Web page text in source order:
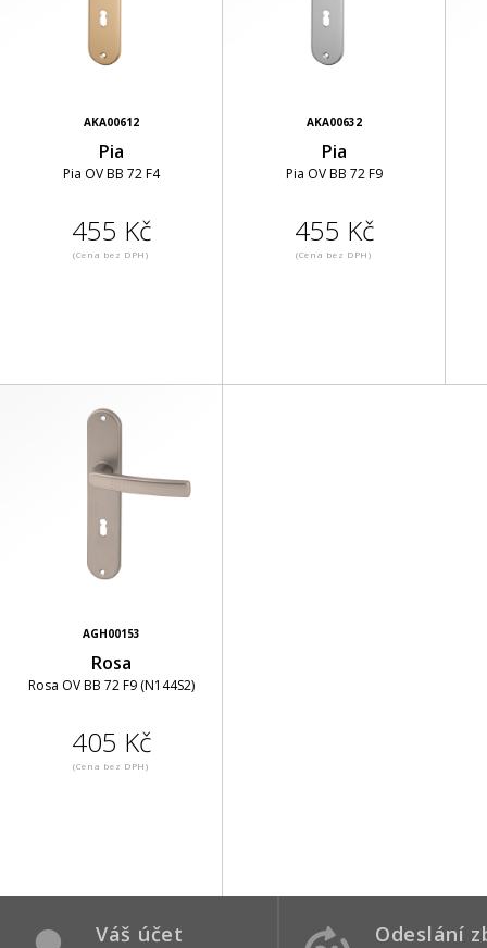
AKA00612
Pia
Pia OV BB 72 F4
455 Kč
(Cena bez DPH)
AKA00632
Pia
Pia OV BB 72 F9
455 Kč
(Cena bez DPH)
AGH00153
Rosa
Rosa OV BB 72 F9 (N144S2)
405 Kč
(Cena bez DPH)
Váš účet Odeslání